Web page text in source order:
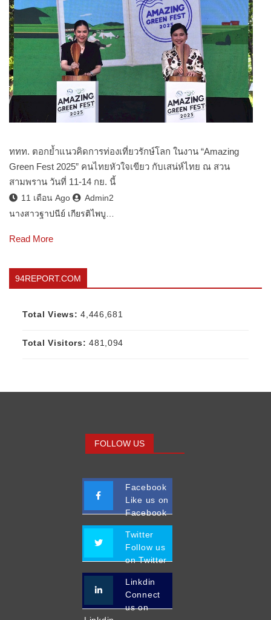
ททท. ตอกย้ำแนวคิดการท่องเที่ยวรักษ์โลก ในงาน “Amazing
Green Fest 2025” คนไทยหัวใจเขียว กับเสน่ห์ไทย ณ สวน
สามพราน วันที่ 11-14 กย. นี้
11 เดือน Ago
Admin2
นางสาวฐาปนีย์ เกียรติไพบู…
Read More
94REPORT.COM
Total Views:4,446,681
Total Visitors:481,094
FOLLOW US
Facebook
Like us on
Facebook
Twitter
Follow us
on Twitter
Linkdin
Connect
us on